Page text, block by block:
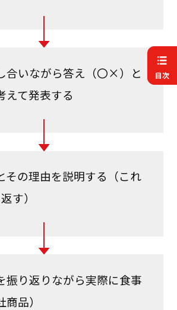
合いながら答え（〇×）と
えて発表する
その理由を説明する（これ
す）
振り返りながら実際に食事
品）
目次